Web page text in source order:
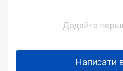
Додайте
Написати